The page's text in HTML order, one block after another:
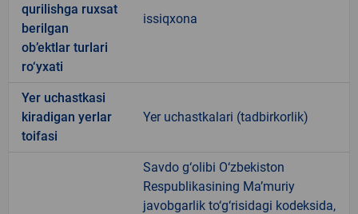
qurilishga ruxsat
berilgan
ob’ektlar turlari
ro‘yxati
issiqxona
Yer uchastkasi
kiradigan yerlar
toifasi
Yer uchastkalari (tadbirkorlik)
Savdo g‘olibi O‘zbekiston
Respublikasining Ma’muriy
javobgarlik to‘g‘risidagi kodeksida,